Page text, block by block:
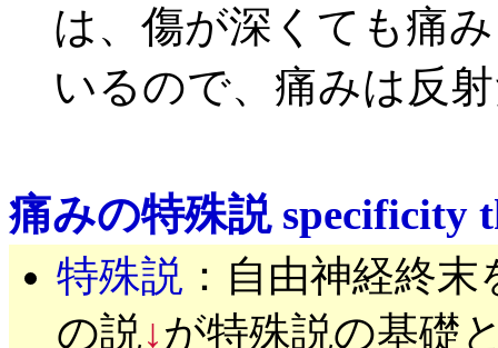
は、傷が深くても痛
いるので、痛みは反
痛みの特殊説 specificity
特殊説 ：自由神経終
の説↓が特殊説の基礎